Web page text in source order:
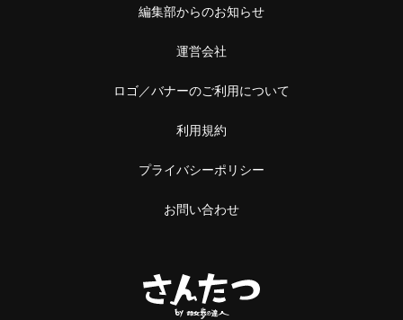
編集部からのお知らせ
運営会社
ロゴ／バナーのご利用について
利用規約
プライバシーポリシー
お問い合わせ